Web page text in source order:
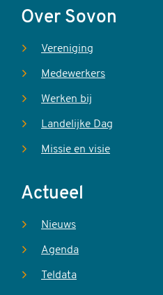
Over Sovon
Vereniging
Medewerkers
Werken bij
Landelijke Dag
Missie en visie
Actueel
Nieuws
Agenda
Teldata